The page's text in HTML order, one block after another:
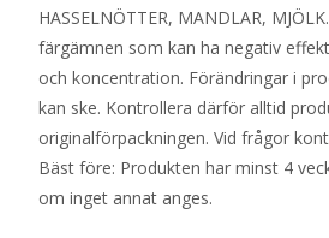
HASSELNÖTTER, MANDLAR,
färgämnen som kan ha negativ
och koncentration. Förändringar i
kan ske. Kontrollera därför alltid
originalförpackningen. Vid frågor
Bäst före: Produkten har minst 4
om inget annat anges.